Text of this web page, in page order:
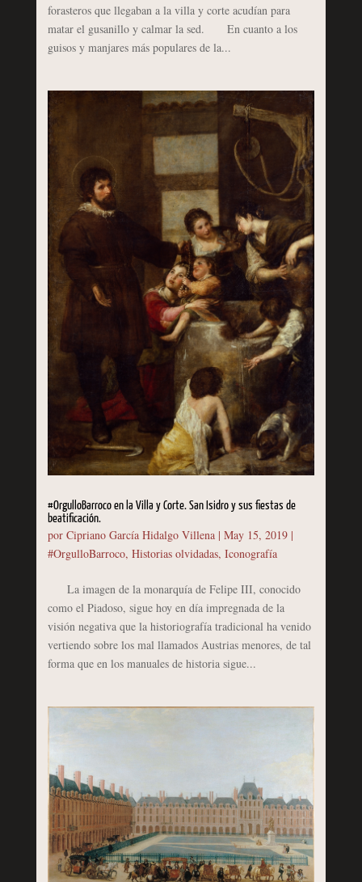
forasteros que llegaban a la villa y corte acudían para
matar el gusanillo y calmar la sed. En cuanto a los
guisos y manjares más populares de la...
#OrgulloBarroco en la Villa y Corte. San Isidro y sus fiestas de
beatificación.
por Cipriano García Hidalgo Villena| May 15, 2019|
#OrgulloBarroco, Historias olvidadas, Iconografía
La imagen de la monarquía de Felipe III, conocido
como el Piadoso, sigue hoy en día impregnada de la
visión negativa que la historiografía tradicional ha venido
vertiendo sobre los mal llamados Austrias menores, de tal
forma que en los manuales de historia sigue...